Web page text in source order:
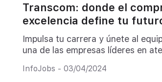
Transcom: donde el
excelencia define tu
Impulsa tu carrera y únete al
una de las empresas líderes en
InfoJobs - 03/04/2024